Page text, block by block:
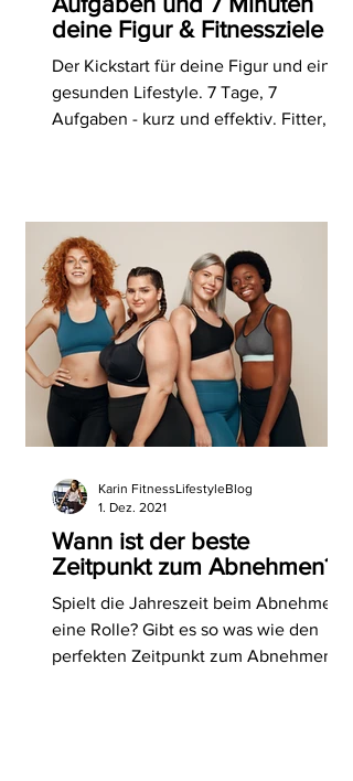
deine Figur & Fitnessziele in
Angriff nehmen.
Der Kickstart für deine Figur und einen
gesunden Lifestyle. 7 Tage, 7
Aufgaben - kurz und effektiv. Fitter,
Wann ist der beste
Zeitpunkt zum Abnehmen?
Spielt die Jahreszeit beim Abnehmen
eine Rolle? Gibt es so was wie den
perfekten Zeitpunkt zum Abnehmen
Karin FitnessLifestyleBlog
1. Dez. 2021